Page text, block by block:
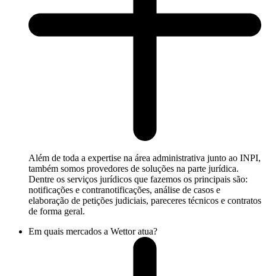
Além de toda a expertise na área administrativa junto ao INPI,
também somos provedores de soluções na parte jurídica.
Dentre os serviços jurídicos que fazemos os principais são:
notificações e contranotificações, análise de casos e
elaboração de petições judiciais, pareceres técnicos e contratos
de forma geral.
Em quais mercados a Wettor atua?